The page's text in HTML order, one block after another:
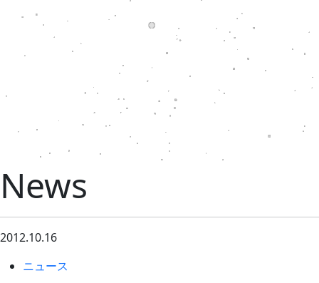
News
2012.10.16
ニュース